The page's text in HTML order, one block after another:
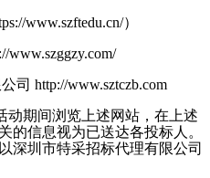
www.szftedu.cn/）
www.szggzy.com/
司 http://www.sztczb.com
动期间浏览上述网站，在上述
的信息视为已送达各投标人。
深圳市特采招标代理有限公司